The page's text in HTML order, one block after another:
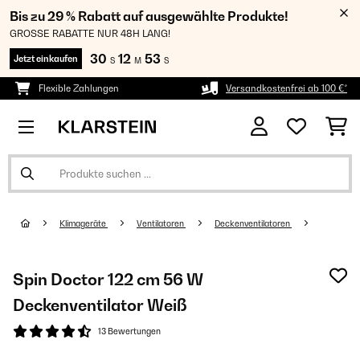
Bis zu 29 % Rabatt auf ausgewählte Produkte!
GROSSE RABATTE NUR 48H LANG!
Jetzt einkaufen 30 S 12 M 53 S
Flexible Zahlungen Versandkostenfrei ab 100 €*
Klimageräte Ventilatoren Deckenventilatoren
Spin Doctor 122 cm 56 W
Deckenventilator Weiß
13 Bewertungen